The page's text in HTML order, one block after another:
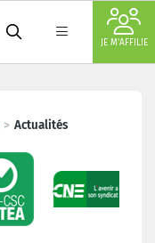
JE M'AFFILIE
Actualités